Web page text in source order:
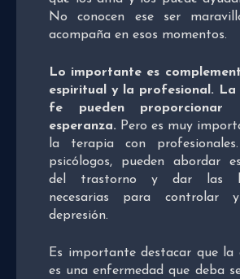
No conocen ese ser
acompaña en esos momentos.
Lo importante es
espiritual y la profesional. La
fe pueden proporcionar
esperanza. Pero es muy
la terapia con
psicólogos, pueden abordar
del trastorno y dar las
necesarias para controlar
depresión.
Es importante destacar que la
es una enfermedad que deba